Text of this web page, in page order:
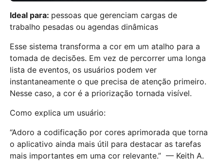
Ideal para: pessoas que gerenciam cargas de
trabalho pesadas ou agendas dinâmicas
Esse sistema transforma a cor em um atalho para a
tomada de decisões. Em vez de percorrer uma longa
lista de eventos, os usuários podem ver
instantaneamente o que precisa de atenção primeiro.
Nesse caso, a cor é a priorização tornada visível.
Como explica um usuário:
“Adoro a codificação por cores aprimorada que torna
o aplicativo ainda mais útil para destacar as tarefas
mais importantes em uma cor relevante.” — Keith A.